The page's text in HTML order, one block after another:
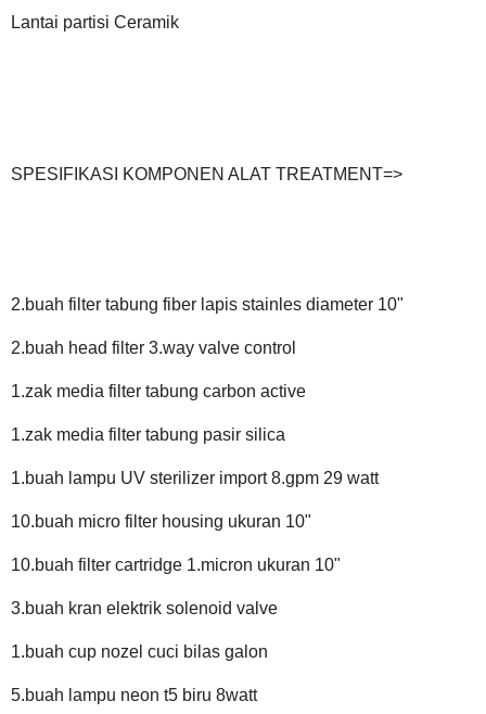
Lantai partisi Ceramik
SPESIFIKASI KOMPONEN ALAT TREATMENT=>
2.buah filter tabung fiber lapis stainles diameter 10"
2.buah head filter 3.way valve control
1.zak media filter tabung carbon active
1.zak media filter tabung pasir silica
1.buah lampu UV sterilizer import 8.gpm 29 watt
10.buah micro filter housing ukuran 10"
10.buah filter cartridge 1.micron ukuran 10"
3.buah kran elektrik solenoid valve
1.buah cup nozel cuci bilas galon
5.buah lampu neon t5 biru 8watt